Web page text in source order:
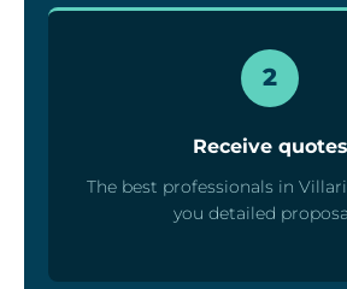
2
Receive quotes
The best professionals in
you detailed